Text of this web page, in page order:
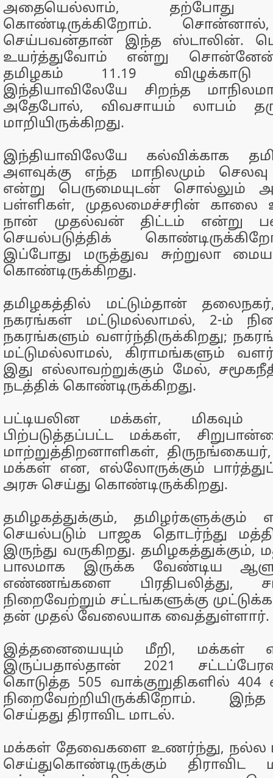
அதையெல்லாம், தற்போது
கொண்டிருக்கிறோம்.
செய்பவன்தான் இந்த ஸ்டாலின்.
உயர்த்துவோம் என்று
தமிழகம் 11.19 விழுக்காடு
இந்தியாவிலேயே சிறந்த
அதேபோல், விவசாயம் லாபம்
மாறியிருக்கிறது.
இந்தியாவிலேயே கல்விக்காக
அளவுக்கு எந்த மாநிலமும்
என்று பெருமையுடன் சொல்லும்
பள்ளிகள், முதலமைச்சரின் காலை
நான் முதல்வன் திட்டம் என்று
செயல்படுத்திக்
இப்போது மருத்துவ சுற்றுலா
கொண்டிருக்கிறது.
தமிழகத்தில் மட்டும்தான்
நகரங்கள் மட்டுமல்லாமல், 2-ம்
நகரங்களும் வளர்ந்திருக்கிறது;
மட்டுமல்லாமல், கிராமங்களும்
இது எல்லாவற்றுக்கும் மேல்,
நடத்திக் கொண்டிருக்கிறது.
பட்டியலின மக்கள், மிகவும்
பிற்படுத்தப்பட்ட மக்கள்,
மாற்றுத்திறனாளிகள்,
மக்கள் என, எல்லோருக்கும் பார்த்துப்
அரசு செய்து கொண்டிருக்கிறது.
தமிழகத்துக்கும், தமிழர்களுக்கும்
செயல்படும் பாஜக தொடர்ந்து
இருந்து வருகிறது. தமிழகத்துக்கும்,
பாலமாக இருக்க வேண்டிய
எண்ணங்களை பிரதிபலித்து,
நிறைவேற்றும் சட்டங்களுக்கு
தன் முதல் வேலையாக வைத்துள்ளார்.
இத்தனையையும் மீறி, மக்கள்
இருப்பதால்தான் 2021
கொடுத்த 505 வாக்குறுதிகளில் 404
நிறைவேற்றியிருக்கிறோம்.
செய்தது திராவிட மாடல்.
மக்கள் தேவைகளை உணர்ந்து, நல்ல
செய்துகொண்டிருக்கும் திராவிட